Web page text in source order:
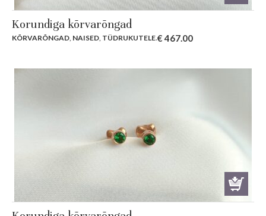
Korundiga kõrvarõngad
KÕRVARÕNGAD NAISED TÜDRUKUTELE.€467.00